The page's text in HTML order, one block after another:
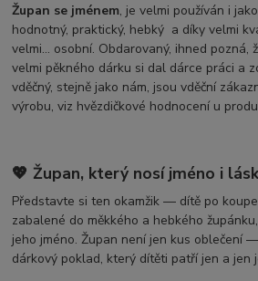
Župan se jménem, je velmi používán i
hodnotný, praktický, hebký a díky velmi
velmi... osobní. Obdarovaný, ihned pozná,
velmi pěkného dárku si dal dárce práci a
vděčný, stejně jako nám, jsou vděční
výrobu, viz hvězdičkové hodnocení u
💖 Župan, který nosí jméno i
Představte si ten okamžik — dítě po
zabalené do měkkého a hebkého
jeho jméno. Župan není jen kus oblečení
dárkový poklad, který dítěti patří jen a jen